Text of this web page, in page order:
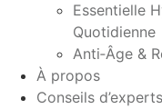
Essentielle
Quotidienne
Anti‑Âge &
À propos
Conseils d’experts